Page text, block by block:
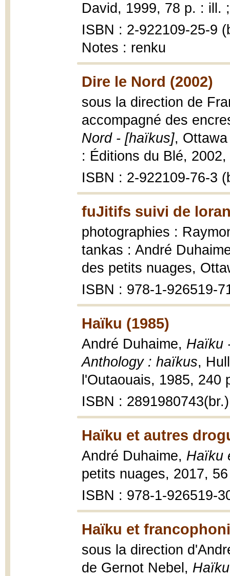
David, 1999, 78 p. : ill.
ISBN : 2-922109-25-9
Notes : renku
Dire le Nord (2002)
sous la direction de
accompagné des
Nord - [haïkus],
: Éditions du Blé,
ISBN : 2-922109-76-3
fuJitifs suivi de
photographies :
tankas : André
des petits nuages,
ISBN : 978-1-926519-
Haïku (1985)
André Duhaime, Haïku
Anthology : haïkus,
l'Outaouais, 1985, 240
ISBN : 2891980743(br.)
Haïku et autres
André Duhaime, Haïku
petits nuages, 2017,
ISBN : 978-1-926519-
Haïku et
sous la direction
de Gernot Nebel,